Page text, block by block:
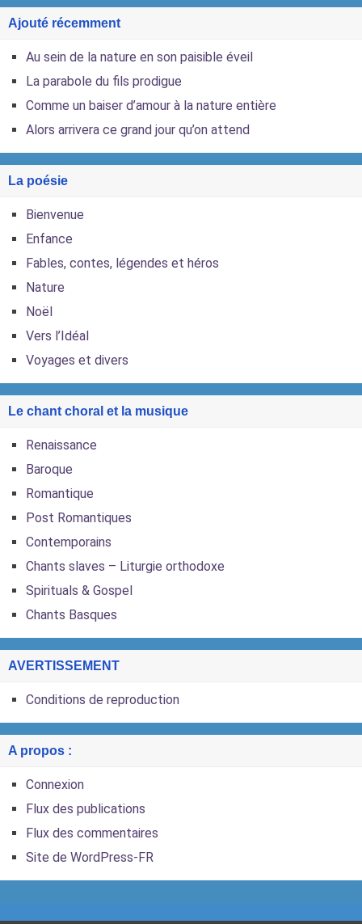
Ajouté récemment
Au sein de la nature en son paisible éveil
La parabole du fils prodigue
Comme un baiser d’amour à la nature entière
Alors arrivera ce grand jour qu’on attend
La poésie
Bienvenue
Enfance
Fables, contes, légendes et héros
Nature
Noël
Vers l’Idéal
Voyages et divers
Le chant choral et la musique
Renaissance
Baroque
Romantique
Post Romantiques
Contemporains
Chants slaves – Liturgie orthodoxe
Spirituals & Gospel
Chants Basques
AVERTISSEMENT
Conditions de reproduction
A propos :
Connexion
Flux des publications
Flux des commentaires
Site de WordPress-FR